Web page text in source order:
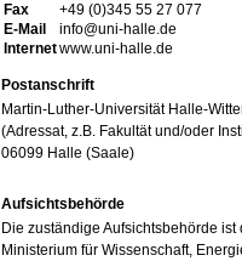
Fax
+49 (0)345 55 27 077
E-Mail
info@uni-halle.de
Internetwww.uni-halle.de
Postanschrift
Martin-Luther-Universität Halle-
(Adressat, z.B. Fakultät und/oder
06099 Halle (Saale)
Aufsichtsbehörde
Die zuständige Aufsichtsbehörde ist
Ministerium für Wissenschaft,